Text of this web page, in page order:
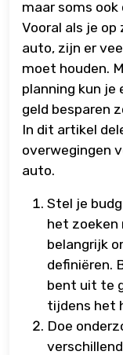
maar soms
Vooral als je op
auto, zijn er
moet houden.
planning kun je
geld besparen
In dit artikel
overwegingen
auto.
Stel je
het zoeken
belangrijk
definiëren.
bent uit te
tijdens het
Doe